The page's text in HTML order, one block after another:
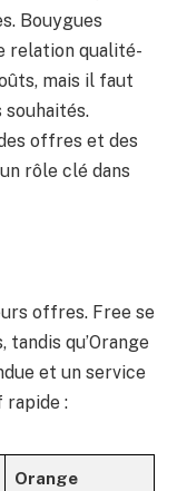
Bouygues
relation qualité-
mais il faut
offres et des
rôle clé dans
offres. Free se
qu’Orange
et un service
rapide :
Orange